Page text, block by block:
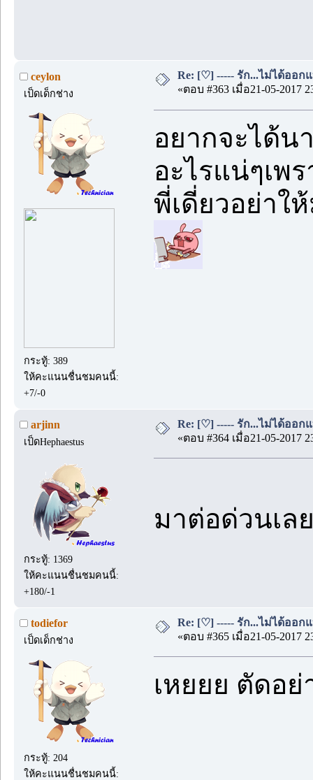
ceylon
เป็ดเด็กช่าง
กระทู้: 389
ให้คะแนนชื่นชมคนนี้:
+7/-0
Re: [♡] ----- รัก...ไม่ได้ออกแ
«ตอบ #363 เมื่อ21-05-2017
อยากจะได้น
อะไรแน่ๆเพ
พี่เดี่ยวอย่าใ
arjinn
เป็ดHephaestus
กระทู้: 1369
ให้คะแนนชื่นชมคนนี้:
+180/-1
Re: [♡] ----- รัก...ไม่ได้ออกแ
«ตอบ #364 เมื่อ21-05-2017
มาต่อด่วนเล
todiefor
เป็ดเด็กช่าง
กระทู้: 204
ให้คะแนนชื่นชมคนนี้:
Re: [♡] ----- รัก...ไม่ได้ออกแ
«ตอบ #365 เมื่อ21-05-2017
เหยยย ตัดอย่